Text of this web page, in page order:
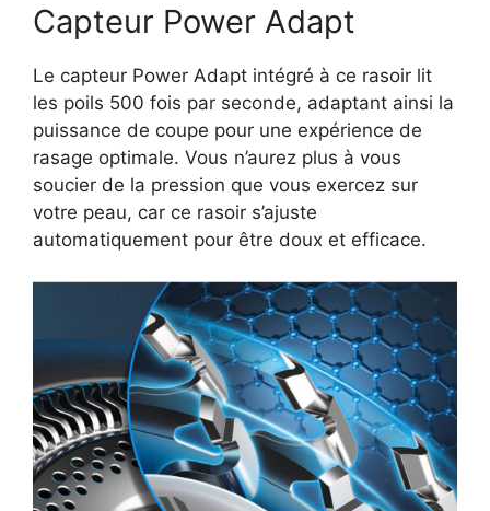
Capteur Power Adapt
Le capteur Power Adapt intégré à ce rasoir lit
les poils 500 fois par seconde, adaptant ainsi la
puissance de coupe pour une expérience de
rasage optimale. Vous n’aurez plus à vous
soucier de la pression que vous exercez sur
votre peau, car ce rasoir s’ajuste
automatiquement pour être doux et efficace.